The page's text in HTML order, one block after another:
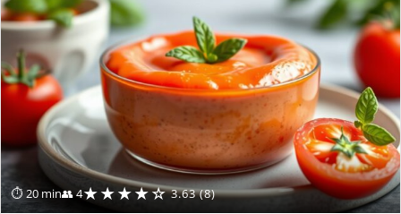
⏱ 20 min👥 4★★★★☆ 3.63 (8)